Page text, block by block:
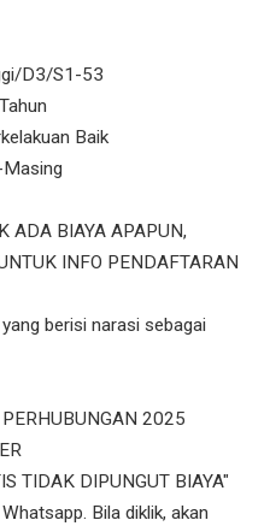
D3/S1-53
Baik
ADA BIAYA APAPUN,
INFO PENDAFTARAN
berisi narasi sebagai
2025
TIDAK DIPUNGUT BIAYA"
Bila diklik, akan